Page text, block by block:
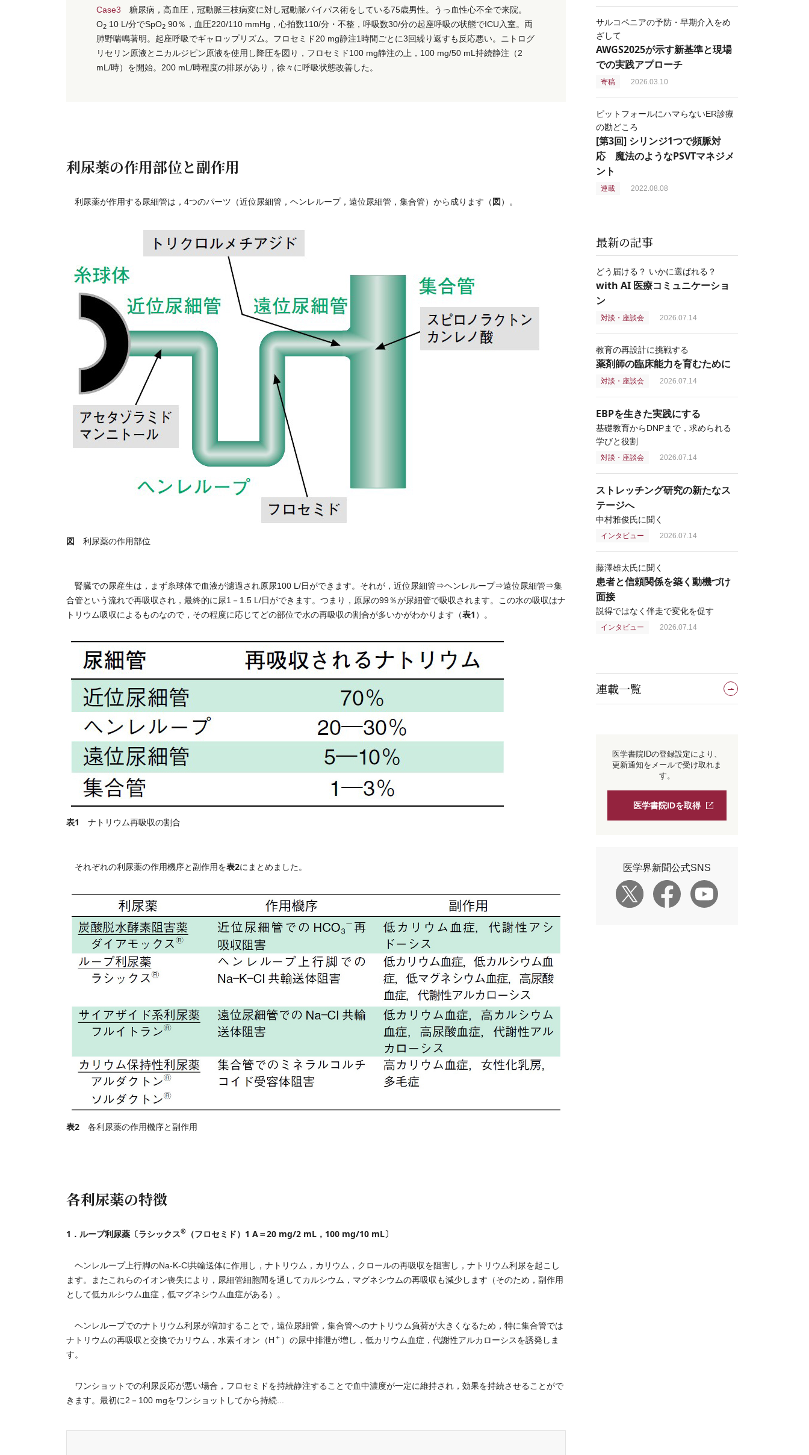
Case3 糖尿病，高血圧，冠動脈三枝病変に対し冠動脈バイパス術をしている75歳男性。うっ血性心不全で来院。
O2 10 L/分でSpO2 90％，血圧220/110 mmHg，心拍数110/分・不整，呼吸数30/分の起座呼吸の状態でICU入室。両
肺野喘鳴著明。起座呼吸でギャロップリズム。フロセミド20 mg静注1時間ごとに3回繰り返すも反応悪い。ニトログ
リセリン原液とニカルジピン原液を使用し降圧を図り，フロセミド100 mg静注の上，100 mg/50 mL持続静注（2
mL/時）を開始。200 mL/時程度の排尿があり，徐々に呼吸状態改善した。
利尿薬の作用部位と副作用
利尿薬が作用する尿細管は，4つのパーツ（近位尿細管，ヘンレループ，遠位尿細管，集合管）から成ります（図）。
図 利尿薬の作用部位
腎臓での尿産生は，まず糸球体で血液が濾過され原尿100 L/日ができます。それが，近位尿細管⇒ヘンレループ⇒遠位尿細管⇒集
合管という流れで再吸収され，最終的に尿1－1.5 L/日ができます。つまり，原尿の99％が尿細管で吸収されます。この水の吸収はナ
トリウム吸収によるものなので，その程度に応じてどの部位で水の再吸収の割合が多いかがわかります（表1 ）。
表1 ナトリウム再吸収の割合
それぞれの利尿薬の作用機序と副作用を表2にまとめました。
表2 各利尿薬の作用機序と副作用
各利尿薬の特徴
1．ループ利尿薬〔ラシックス® （フロセミド）1 A＝20 mg/2 mL，100 mg/10 mL〕
ヘンレループ上行脚のNa-K-Cl共輸送体に作用し，ナトリウム，カリウム，クロールの再吸収を阻害し，ナトリウム利尿を起こし
ます。またこれらのイオン喪失により，尿細管細胞間を通してカルシウム，マグネシウムの再吸収も減少します（そのため，副作用
として低カルシウム血症，低マグネシウム血症がある）。
ヘンレループでのナトリウム利尿が増加することで，遠位尿細管，集合管へのナトリウム負荷が大きくなるため，特に集合管では
ナトリウムの再吸収と交換でカリウム，水素イオン（H ＋ ）の尿中排泄が増し，低カリウム血症，代謝性アルカローシスを誘発しま
す。
ワンショットでの利尿反応が悪い場合，フロセミドを持続静注することで血中濃度が一定に維持され，効果を持続させることがで
きます。最初に2－100 mgをワンショットしてから持続...
サルコペニアの予防・早期介入をめ
ざして
AWGS2025が示す新基準と現場
での実践アプローチ
寄稿 2026.03.10
ピットフォールにハマらないER診療
の勘どころ
[第3回] シリンジ1つで頻脈対
応 魔法のようなPSVTマネジメ
ント
連載 2022.08.08
最新の記事
どう届ける？ いかに選ばれる？
with AI 医療コミュニケーショ
ン
対談・座談会 2026.07.14
教育の再設計に挑戦する
薬剤師の臨床能力を育むために
対談・座談会 2026.07.14
EBPを生きた実践にする
基礎教育からDNPまで，求められる
学びと役割
対談・座談会 2026.07.14
ストレッチング研究の新たなス
テージへ
中村雅俊氏に聞く
インタビュー 2026.07.14
藤澤雄太氏に聞く
患者と信頼関係を築く動機づけ
面接
説得ではなく伴走で変化を促す
インタビュー 2026.07.14
連載一覧
医学書院IDの登録設定により、
更新通知をメールで受け取れま
す。
医学書院IDを取得
医学界新聞公式SNS